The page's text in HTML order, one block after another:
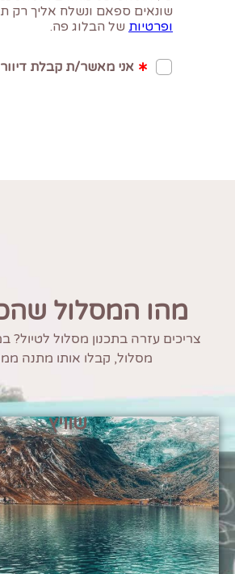
מהו המסלול
צריכים עזרה בתכנון מסלול לטיול?
מסלול, קבלו אותו מתנה
שוויץ